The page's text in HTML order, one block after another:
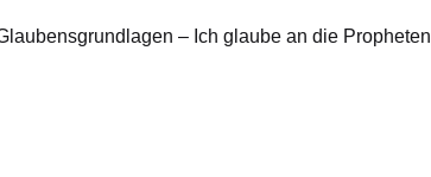
– Ich glaube an die Propheten